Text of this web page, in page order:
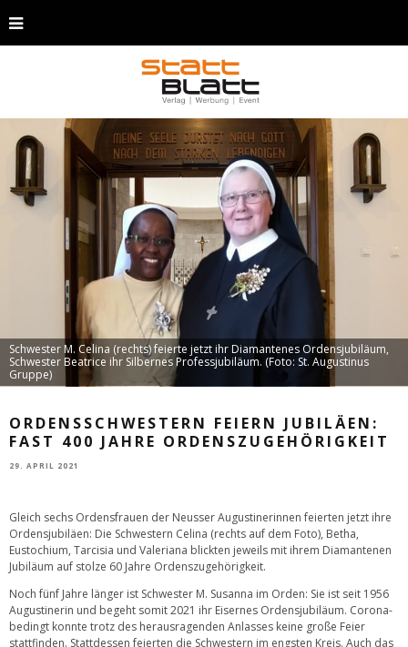
Schwester M. Celina (rechts) feierte jetzt ihr Diamantenes Ordensjubiläum,
Schwester Beatrice ihr Silbernes Professjubiläum. (Foto: St. Augustinus
Gruppe)
ORDENSSCHWESTERN FEIERN JUBILÄEN:
FAST 400 JAHRE ORDENSZUGEHÖRIGKEIT
29. APRIL 2021
Gleich sechs Ordensfrauen der Neusser Augustinerinnen feierten jetzt ihre
Ordensjubiläen: Die Schwestern Celina (rechts auf dem Foto), Betha,
Eustochium, Tarcisia und Valeriana blickten jeweils mit ihrem Diamantenen
Jubiläum auf stolze 60 Jahre Ordenszugehörigkeit.
Noch fünf Jahre länger ist Schwester M. Susanna im Orden: Sie ist seit 1956
Augustinerin und begeht somit 2021 ihr Eisernes Ordensjubiläum. Corona-
bedingt konnte trotz des herausragenden Anlasses keine große Feier
stattfinden. Stattdessen feierten die Schwestern im engsten Kreis. Auch das